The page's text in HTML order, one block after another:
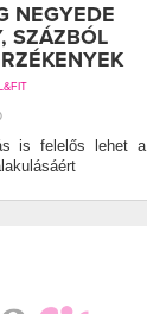
NEGYEDE
SZÁZBÓL
is felelős lehet a